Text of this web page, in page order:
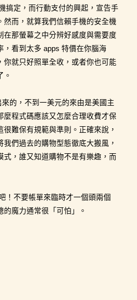
搞定，而行動支付的興起，宣告手
然而，就算我們信賴手機的安全機
在那螢幕之中分辨好感度與需要度
，看到太多 apps 特價在你腦海
你就只好照單全收，或者你也可能
。
的，不到一美元的來由是美國主
麼程式碼應該又怎麼合理收費才保
難保有規範與準則。正確來說，
們過去的購物型態徹底大搬風，
式，誰又知道購物不是有樂趣，而
！不要帳單來臨時才一個頭兩個
的魔力通常很「可怕」。